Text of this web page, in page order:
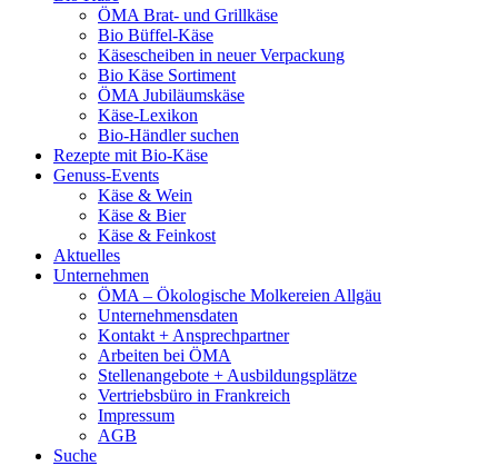
ÖMA Brat- und Grillkäse
Bio Büffel-Käse
Käsescheiben in neuer Verpackung
Bio Käse Sortiment
ÖMA Jubiläumskäse
Käse-Lexikon
Bio-Händler suchen
Rezepte mit Bio-Käse
Genuss-Events
Käse & Wein
Käse & Bier
Käse & Feinkost
Aktuelles
Unternehmen
ÖMA – Ökologische Molkereien Allgäu
Unternehmensdaten
Kontakt + Ansprechpartner
Arbeiten bei ÖMA
Stellenangebote + Ausbildungsplätze
Vertriebsbüro in Frankreich
Impressum
AGB
Suche